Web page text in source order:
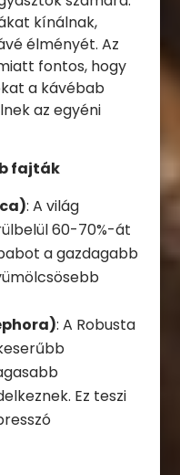
kínálnak,
élményét. Az
fontos, hogy
a kávébab
az egyéni
fajták
: A világ
60-70%-át
a gazdagabb
: A Robusta
Ez teszi